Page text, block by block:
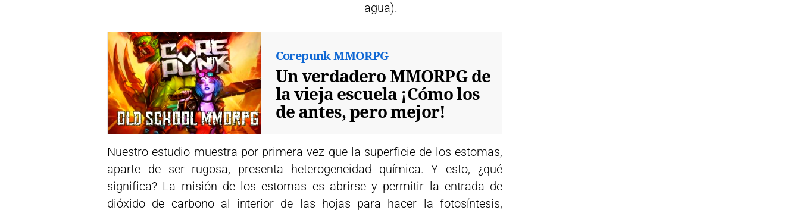
agua).
Corepunk MMORPG
Un verdadero MMORPG de
la vieja escuela ¡Cómo los
de antes, pero mejor!
Nuestro estudio muestra por primera vez que la superficie de los estomas,
aparte de ser rugosa, presenta heterogeneidad química. Y esto, ¿qué
significa? La misión de los estomas es abrirse y permitir la entrada de
dióxido de carbono al interior de las hojas para hacer la fotosíntesis,